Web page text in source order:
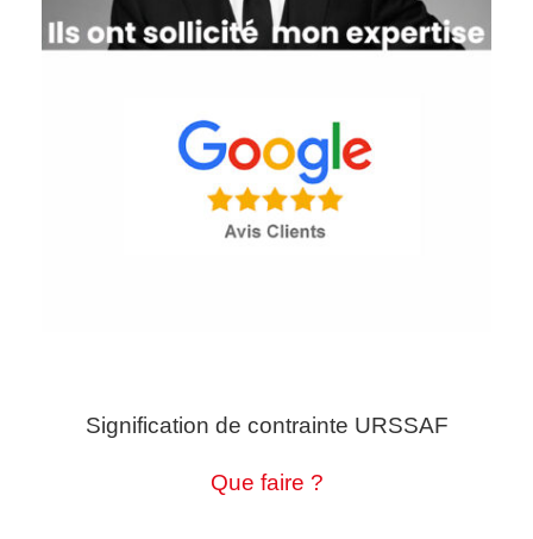
Signification de contrainte URSSAF
Que faire ?